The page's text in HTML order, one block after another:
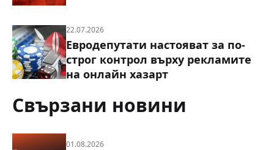
22.07.2026
Евродепутати настояват за по-
строг контрол върху рекламите
на онлайн хазарт
Свързани новини
01.08.2026